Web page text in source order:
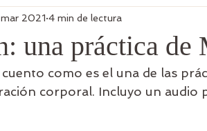
una práctica de
2021 4 min de lectura
como es el una de las
corporal. Incluyo un audio